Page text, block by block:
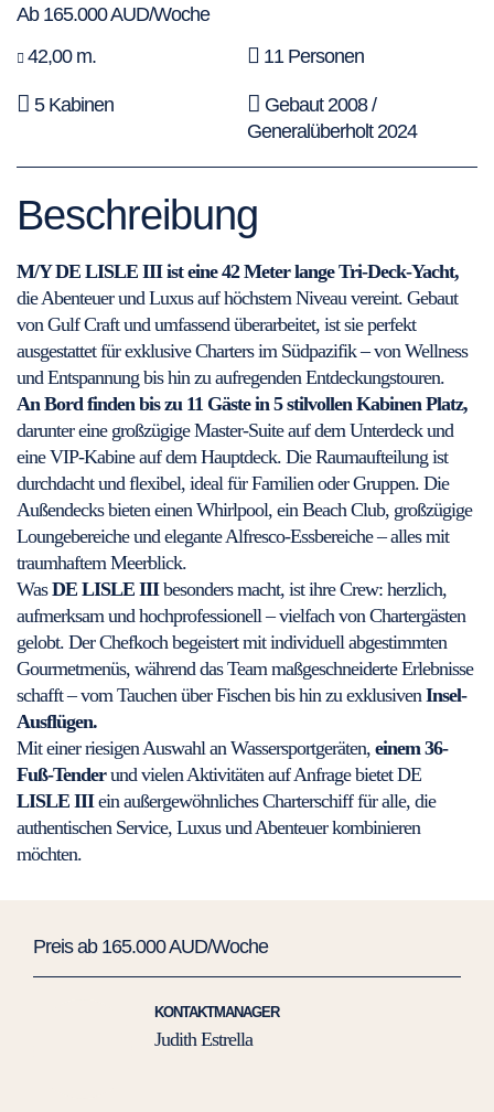
Ab 165.000 AUD/Woche
42,00 m.
11 Personen
5 Kabinen
Gebaut 2008 /
Generalüberholt 2024
Beschreibung
M/Y DE LISLE III ist eine 42 Meter lange Tri-Deck-Yacht,
die Abenteuer und Luxus auf höchstem Niveau vereint. Gebaut
von Gulf Craft und umfassend überarbeitet, ist sie perfekt
ausgestattet für exklusive Charters im Südpazifik – von Wellness
und Entspannung bis hin zu aufregenden Entdeckungstouren.
An Bord finden bis zu 11 Gäste in 5 stilvollen Kabinen Platz,
darunter eine großzügige Master-Suite auf dem Unterdeck und
eine VIP-Kabine auf dem Hauptdeck. Die Raumaufteilung ist
durchdacht und flexibel, ideal für Familien oder Gruppen. Die
Außendecks bieten einen Whirlpool, ein Beach Club, großzügige
Loungebereiche und elegante Alfresco-Essbereiche – alles mit
traumhaftem Meerblick.
WasDE LISLE IIIbesonders macht, ist ihre Crew: herzlich,
aufmerksam und hochprofessionell – vielfach von Chartergästen
gelobt. Der Chefkoch begeistert mit individuell abgestimmten
Gourmetmenüs, während das Team maßgeschneiderte Erlebnisse
schafft – vom Tauchen über Fischen bis hin zu exklusivenInsel-
Ausflügen.
Mit einer riesigen Auswahl an Wassersportgeräten, einem 36-
Fuß-Tenderund vielen Aktivitäten auf Anfrage bietet DE
LISLE IIIein außergewöhnliches Charterschiff für alle, die
authentischen Service, Luxus und Abenteuer kombinieren
möchten.
Preis ab 165.000 AUD/Woche
KONTAKTMANAGER
Judith Estrella